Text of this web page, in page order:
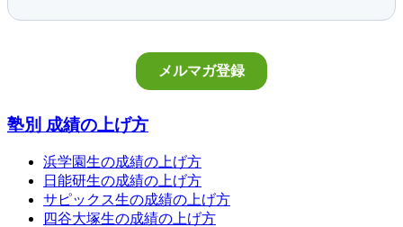
塾別 成績の上げ方
浜学園生の成績の上げ方
日能研生の成績の上げ方
サピックス生の成績の上げ方
四谷大塚生の成績の上げ方